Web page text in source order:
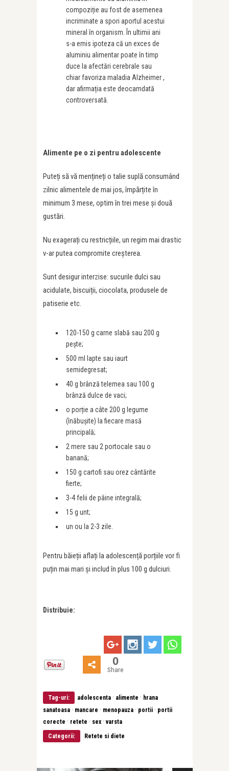
compoziție au fost de asemenea
incriminate a spori aportul acestui
mineral în organism. În ultimii ani
s-a emis ipoteza că un exces de
aluminiu alimentar poate în timp
duce la afectări cerebrale sau
chiar favoriza maladia Alzheimer ,
dar afirmația este deocamdată
controversată.
Alimente pe o zi pentru adolescente
Puteți să vă mențineți o talie suplă consumând
zilnic alimentele de mai jos, împărțite în
minimum 3 mese, optim în trei mese și două
gustări.
Nu exagerați cu restricțiile, un regim mai drastic
v-ar putea compromite creșterea.
Sunt desigur interzise: sucurile dulci sau
acidulate, biscuiții, ciocolata, produsele de
patiserie etc.
120-150 g carne slabă sau 200 g
pește;
500 ml lapte sau iaurt
semidegresat;
40 g brânză telemea sau 100 g
brânză dulce de vaci;
o porție a câte 200 g legume
(înăbușite) la fiecare masă
principală;
2 mere sau 2 portocale sau o
banană;
150 g cartofi sau orez cântărite
fierte;
3-4 felii de pâine integrală;
15 g unt;
un ou la 2-3 zile.
Pentru băieții aflați la adolescență porțiile vor fi
puțin mai mari și includ în plus 100 g dulciuri.
Distribuie:
0
Share
Tag-uri: adolescenta · alimente · hrana
sanatoasa · mancare · menopauza · portii · portii
corecte · retete · sex ·varsta
Categorii:
Retete si diete